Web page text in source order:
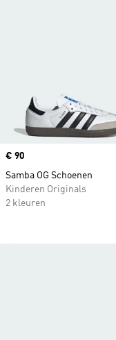
Price
€ 90
Samba OG Schoenen
Kinderen Originals
2 kleuren